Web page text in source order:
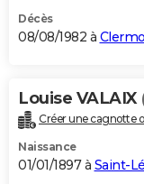
Décès
08/08/1982 à
Louise VALAIX
Créer une cagnotte
Naissance
01/01/1897 à Saint-